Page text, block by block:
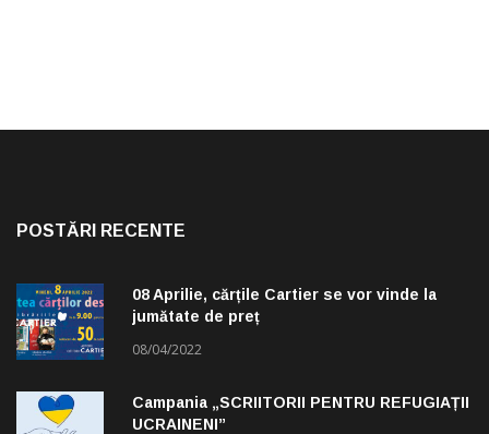
POSTĂRI RECENTE
08 Aprilie, cărțile Cartier se vor vinde la
jumătate de preț
08/04/2022
Campania „SCRIITORII PENTRU REFUGIAȚII
UCRAINENI”